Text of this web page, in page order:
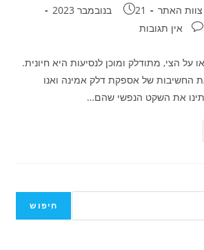
האתר
21 בנובמבר 2023
אין תגובות
הצי, מתודלק ומוכן לנסיעות היא חיונית.
החשיבות של אספקת דלק אמינה ואנו
את השקט הנפשי שהם…
חיפוש